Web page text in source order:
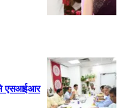
से एसआईआर